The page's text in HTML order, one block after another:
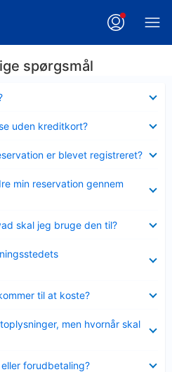
spørgsmål
uden kreditkort?
er blevet registreret?
min reservation gennem
skal jeg bruge den til?
til at koste?
men hvornår skal
forudbetaling?